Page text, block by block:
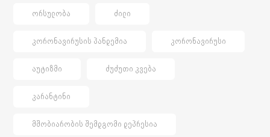
ᲝᲠᲡᲣᲚᲝᲑᲐ ᲫᲘᲚᲘ
ᲙᲝᲠᲝᲜᲐᲕᲘᲠᲣᲡᲘᲡ ᲞᲐᲜᲓᲔᲛᲘᲐ ᲙᲝᲠᲝᲜᲐᲕᲘᲠᲣᲡᲘ
ᲐᲣᲢᲘᲖᲛᲘ ᲫᲣᲫᲣᲗᲘ ᲙᲕᲔᲑᲐ
ᲙᲐᲠᲐᲜᲢᲘᲜᲘ
ᲛᲨᲝᲑᲘᲐᲠᲝᲑᲘᲡ ᲨᲔᲛᲓᲒᲝᲛᲘ ᲓᲔᲞᲠᲔᲡᲘᲐ